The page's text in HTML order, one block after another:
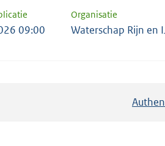
Organisatie
09:00 Waterschap Rijn en